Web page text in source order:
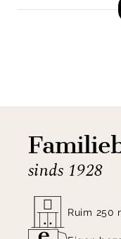
Naast de
sinds 1928
Ruim 250